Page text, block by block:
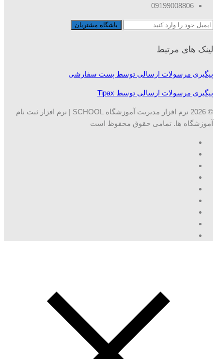
09199008806
لینک های مرتبط
پیگیری مرسولات ارسالی توسط پست سفارشی
پیگیری مرسولات ارسالی توسط Tipax
© 2026 نرم افزار مدیریت آموزشگاه SCHOOL | نرم افزار ثبت نام
آموزشگاه ها. تمامی حقوق محفوظ است